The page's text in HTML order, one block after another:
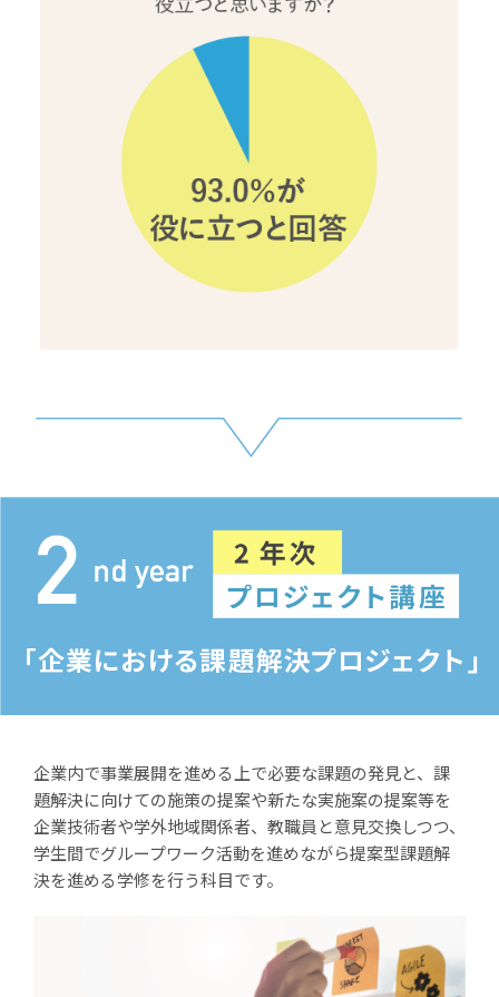
企業内で事業展開を進める上で必要な課題の発見と、課
題解決に向けての施策の提案や新たな実施案の提案等を
企業技術者や学外地域関係者、教職員と意見交換しつつ、
学生間でグループワーク活動を進めながら提案型課題解
決を進める学修を行う科目です。